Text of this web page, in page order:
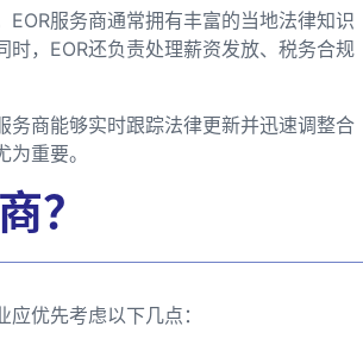
服务商通常拥有丰富的当地法律知识
，EOR还负责处理薪资发放、税务合规
务商能够实时跟踪法律更新并迅速调整合
重要。
？
优先考虑以下几点：